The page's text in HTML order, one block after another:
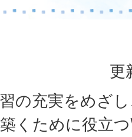
更
の充実をめざ
くために役立